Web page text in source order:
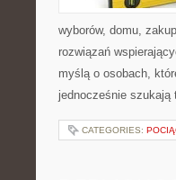
wyborów, domu,
rozwiązań
myślą o osobach,
jednocześnie
CATEGORIES: